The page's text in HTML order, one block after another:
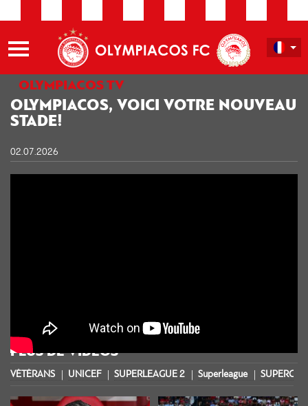
OLYMPIACOS TV
OLYMPIACOS, VOICI VOTRE NOUVEAU
STADE!
02.07.2026
PLUS DE VIDÉOS
VÉTÉRANS UNICEF SUPERLEAGUE 2 Superleague